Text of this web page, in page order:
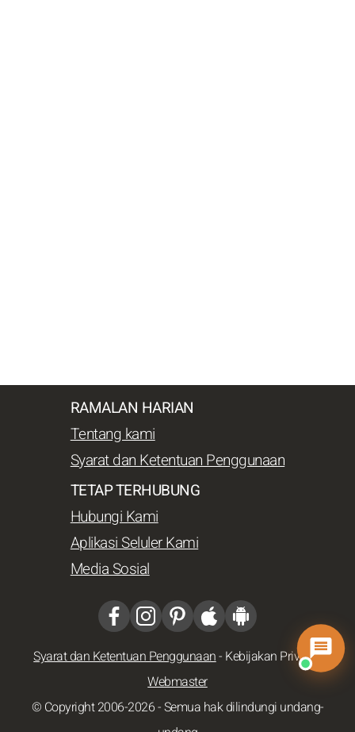
RAMALAN HARIAN
Tentang kami
Syarat dan Ketentuan Penggunaan
TETAP TERHUBUNG
Hubungi Kami
Aplikasi Seluler Kami
Media Sosial
Syarat dan Ketentuan Penggunaan- Kebijakan Privasi-
Webmaster
© Copyright 2006-2026 - Semua hak dilindungi undang-